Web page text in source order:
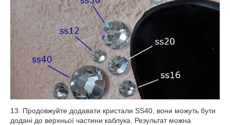
13. Продовжуйте додавати кристали SS40, вони можуть бути
додані до верхньої частини каблука. Результат можна